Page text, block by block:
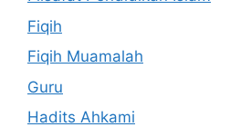
Fiqih
Fiqih Muamalah
Guru
Hadits Ahkami